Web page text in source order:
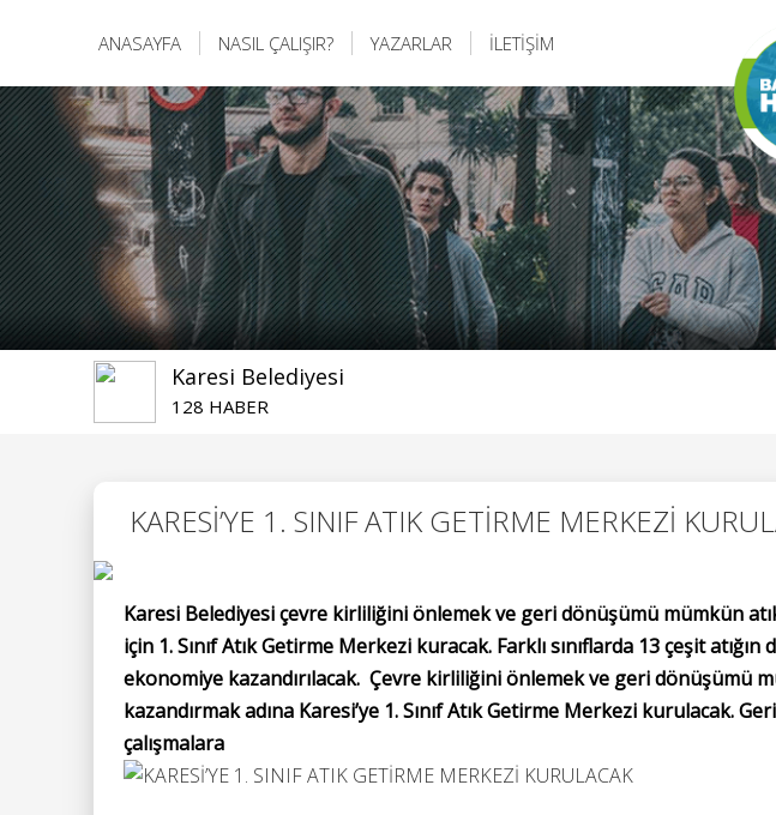
ANASAYFA NASIL ÇALIŞIR? YAZARLAR İLETİŞİM
Karesi Belediyesi
128 HABER
KARESİ’YE 1. SINIF ATIK GETİRME MERKEZİ
Karesi Belediyesi çevre kirliliğini önlemek ve geri dönüşümü mümkün
için 1. Sınıf Atık Getirme Merkezi kuracak. Farklı sınıflarda 13 çeşit
ekonomiye kazandırılacak. Çevre kirliliğini önlemek ve geri dönüşümü
kazandırmak adına Karesi’ye 1. Sınıf Atık Getirme Merkezi kurulacak.
çalışmalara